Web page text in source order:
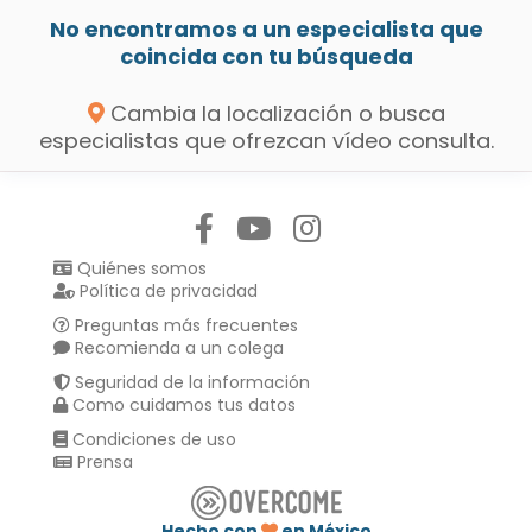
No encontramos a un especialista que
coincida con tu búsqueda
Cambia la localización o busca
especialistas que ofrezcan vídeo consulta.
Quiénes somos
Política de privacidad
Preguntas más frecuentes
Recomienda a un colega
Seguridad de la información
Como cuidamos tus datos
Condiciones de uso
Prensa